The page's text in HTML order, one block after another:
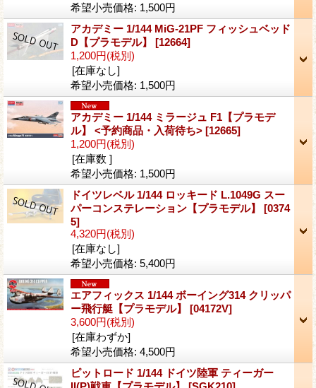
希望小売価格: 1,500円
アカデミー 1/144 MiG-21PF フィッシュベッド
D【プラモデル】 [12664]
1,200円(税別)
[在庫なし]
希望小売価格: 1,500円
アカデミー 1/144 ミラージュ F1【プラモデ
ル】 <予約商品・入荷待ち> [12665]
1,200円(税別)
[在庫数 ]
希望小売価格: 1,500円
ドイツレベル 1/144 ロッキード L.1049G スー
パーコンステレーション【プラモデル】 [0374
5]
4,320円(税別)
[在庫なし]
希望小売価格: 5,400円
エアフィックス 1/144 ボーイング314 クリッパ
ー飛行艇【プラモデル】 [04172V]
3,600円(税別)
[在庫わずか]
希望小売価格: 4,500円
ピットロード 1/144 ドイツ陸軍 ティーガー